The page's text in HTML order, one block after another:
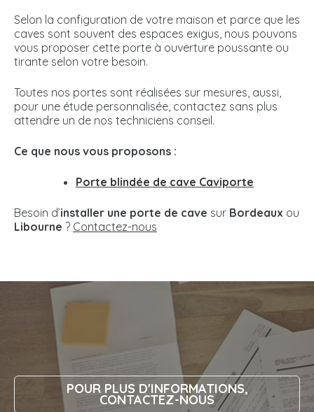
Selon la configuration de votre maison et parce que les
caves sont souvent des espaces exigus, nous pouvons
vous proposer cette porte à ouverture poussante ou
tirante selon votre besoin.
Toutes nos portes sont réalisées sur mesures, aussi,
pour une étude personnalisée, contactez sans plus
attendre un de nos techniciens conseil.
Ce que nous vous proposons :
Porte blindée de cave Caviporte
Besoin d’installer une porte de cave sur Bordeaux ou
Libourne ? Contactez-nous
POUR PLUS D'INFORMATIONS,
CONTACTEZ-NOUS